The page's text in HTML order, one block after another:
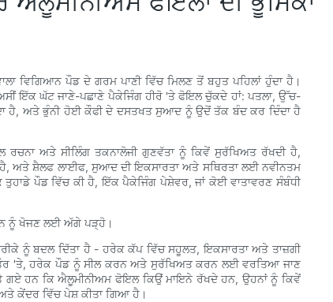
ਵਿਗਿਆਨ ਪੌਡ ਦੇ ਗਰਮ ਪਾਣੀ ਵਿੱਚ ਮਿਲਣ ਤੋਂ ਬਹੁਤ ਪਹਿਲਾਂ ਹੁੰਦਾ ਹੈ।
ਇੱਕ ਘੱਟ ਜਾਣੇ-ਪਛਾਣੇ ਪੈਕੇਜਿੰਗ ਹੀਰੋ 'ਤੇ ਫੋਇਲ ਚੁੱਕਦੇ ਹਾਂ: ਪਤਲਾ, ਉੱਚ-
ਹੈ, ਅਤੇ ਭੁੰਨੀ ਹੋਈ ਕੌਫੀ ਦੇ ਦਸਤਖਤ ਸੁਆਦ ਨੂੰ ਉਦੋਂ ਤੱਕ ਬੰਦ ਕਰ ਦਿੰਦਾ ਹੈ
ਅਤੇ ਸੀਲਿੰਗ ਤਕਨਾਲੋਜੀ ਗੁਣਵੱਤਾ ਨੂੰ ਕਿਵੇਂ ਸੁਰੱਖਿਅਤ ਰੱਖਦੀ ਹੈ,
ਅਤੇ ਸ਼ੈਲਫ ਲਾਈਫ, ਸੁਆਦ ਦੀ ਇਕਸਾਰਤਾ ਅਤੇ ਸਥਿਰਤਾ ਲਈ ਨਵੀਨਤਮ
ਪੌਡ ਵਿੱਚ ਕੀ ਹੈ, ਇੱਕ ਪੈਕੇਜਿੰਗ ਪੇਸ਼ੇਵਰ, ਜਾਂ ਕੋਈ ਵਾਤਾਵਰਣ ਸੰਬੰਧੀ
ਨੂੰ ਖੋਜਣ ਲਈ ਅੱਗੇ ਪੜ੍ਹੋ।
ਨੂੰ ਬਦਲ ਦਿੱਤਾ ਹੈ - ਹਰੇਕ ਕੱਪ ਵਿੱਚ ਸਹੂਲਤ, ਇਕਸਾਰਤਾ ਅਤੇ ਤਾਜ਼ਗੀ
'ਤੇ, ਹਰੇਕ ਪੌਡ ਨੂੰ ਸੀਲ ਕਰਨ ਅਤੇ ਸੁਰੱਖਿਅਤ ਕਰਨ ਲਈ ਵਰਤਿਆ ਜਾਣ
ਗਏ ਹਨ ਕਿ ਐਲੂਮੀਨੀਅਮ ਫੋਇਲ ਕਿਉਂ ਮਾਇਨੇ ਰੱਖਦੇ ਹਨ, ਉਹਨਾਂ ਨੂੰ ਕਿਵੇਂ
ਕੇਂਦਰ ਵਿੱਚ ਪੇਸ਼ ਕੀਤਾ ਗਿਆ ਹੈ।